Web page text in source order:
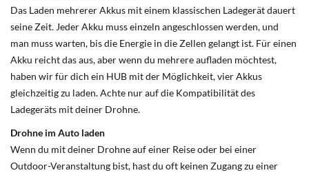
Das Laden mehrerer Akkus mit einem klassischen Ladegerät dauert
seine Zeit. Jeder Akku muss einzeln angeschlossen werden, und
man muss warten, bis die Energie in die Zellen gelangt ist. Für einen
Akku reicht das aus, aber wenn du mehrere aufladen möchtest,
haben wir für dich ein HUB mit der Möglichkeit, vier Akkus
gleichzeitig zu laden. Achte nur auf die Kompatibilität des
Ladegeräts mit deiner Drohne.
Drohne im Auto laden
Wenn du mit deiner Drohne auf einer Reise oder bei einer
Outdoor-Veranstaltung bist, hast du oft keinen Zugang zu einer